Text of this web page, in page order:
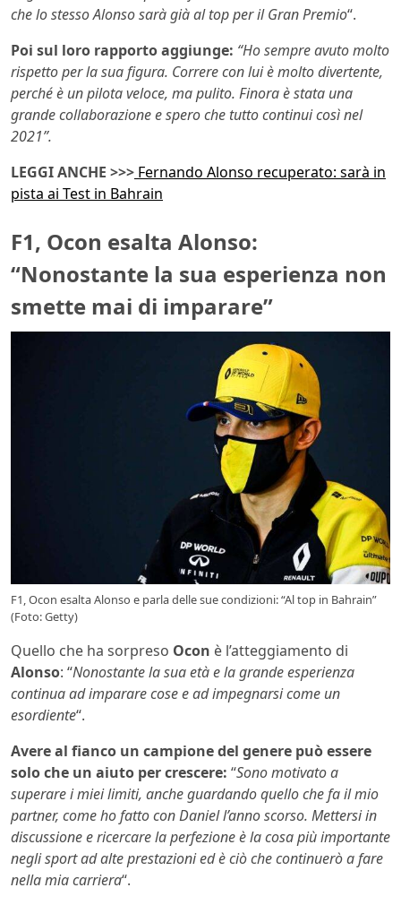
che lo stesso Alonso sarà già al top per il Gran Premio“.
Poi sul loro rapporto aggiunge: “Ho sempre avuto molto
rispetto per la sua figura. Correre con lui è molto divertente,
perché è un pilota veloce, ma pulito. Finora è stata una
grande collaborazione e spero che tutto continui così nel
2021”.
LEGGI ANCHE >>> Fernando Alonso recuperato: sarà in
pista ai Test in Bahrain
F1, Ocon esalta Alonso:
“Nonostante la sua esperienza non
smette mai di imparare”
F1, Ocon esalta Alonso e parla delle sue condizioni: “Al top in Bahrain”
(Foto: Getty)
Quello che ha sorpreso Ocon è l’atteggiamento di
Alonso: “Nonostante la sua età e la grande esperienza
continua ad imparare cose e ad impegnarsi come un
esordiente“.
Avere al fianco un campione del genere può essere
solo che un aiuto per crescere: “Sono motivato a
superare i miei limiti, anche guardando quello che fa il mio
partner, come ho fatto con Daniel l’anno scorso. Mettersi in
discussione e ricercare la perfezione è la cosa più importante
negli sport ad alte prestazioni ed è ciò che continuerò a fare
nella mia carriera“.